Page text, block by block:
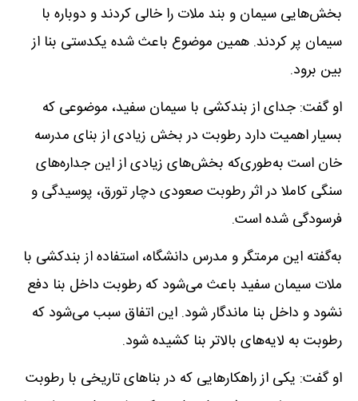
بخش‌هایی سیمان و بند ملات را خالی کردند و دوباره با
سیمان پر کردند. همین موضوع باعث شده یکدستی بنا از
بین برود.
او گفت: جدای از بندکشی با سیمان سفید، موضوعی که
بسیار اهمیت دارد رطوبت در بخش زیادی از بنای مدرسه
خان است به‌طوری‌که بخش‌های زیادی از این جداره‌های
سنگی کاملا در اثر رطوبت صعودی دچار تورق، پوسیدگی و
فرسودگی شده است.
به‌گفته این مرمتگر و مدرس دانشگاه، استفاده از بندکشی با
ملات سیمان سفید باعث می‌شود که رطوبت داخل بنا دفع
نشود و داخل بنا ماندگار شود. این اتفاق سبب می‌شود که
رطوبت به لایه‌های بالاتر بنا کشیده شود.
او گفت: یکی از راهکارهایی که در بناهای تاریخی با رطوبت